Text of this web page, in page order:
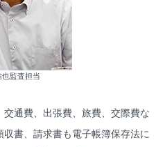
也監査担当
通費、出張費、旅費、交際費な
書、請求書も電子帳簿保存法に